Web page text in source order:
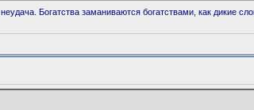
Богатства заманиваются богатствами, как дикие